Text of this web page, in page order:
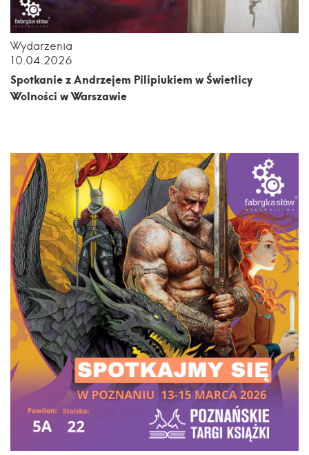
Wydarzenia
10.04.2026
Spotkanie z Andrzejem Pilipiukiem w Świetlicy
Wolności w Warszawie